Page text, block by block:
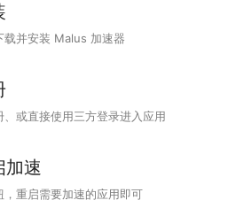
载并安装 Malus 加速器
、或直接使用三方登录进入应用
加速
，重启需要加速的应用即可